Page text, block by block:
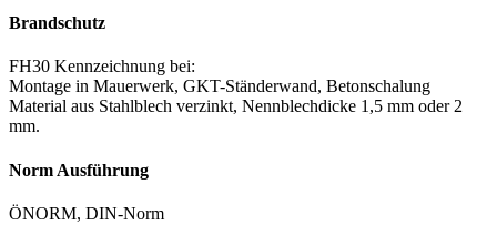
Brandschutz
FH30 Kennzeichnung bei:
Montage in Mauerwerk, GKT-Ständerwand, Betonschalung
Material aus Stahlblech verzinkt, Nennblechdicke 1,5 mm oder 2
mm.
Norm Ausführung
ÖNORM, DIN-Norm